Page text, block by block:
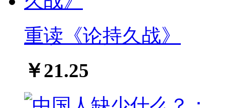
重读《论持久战》
￥21.25